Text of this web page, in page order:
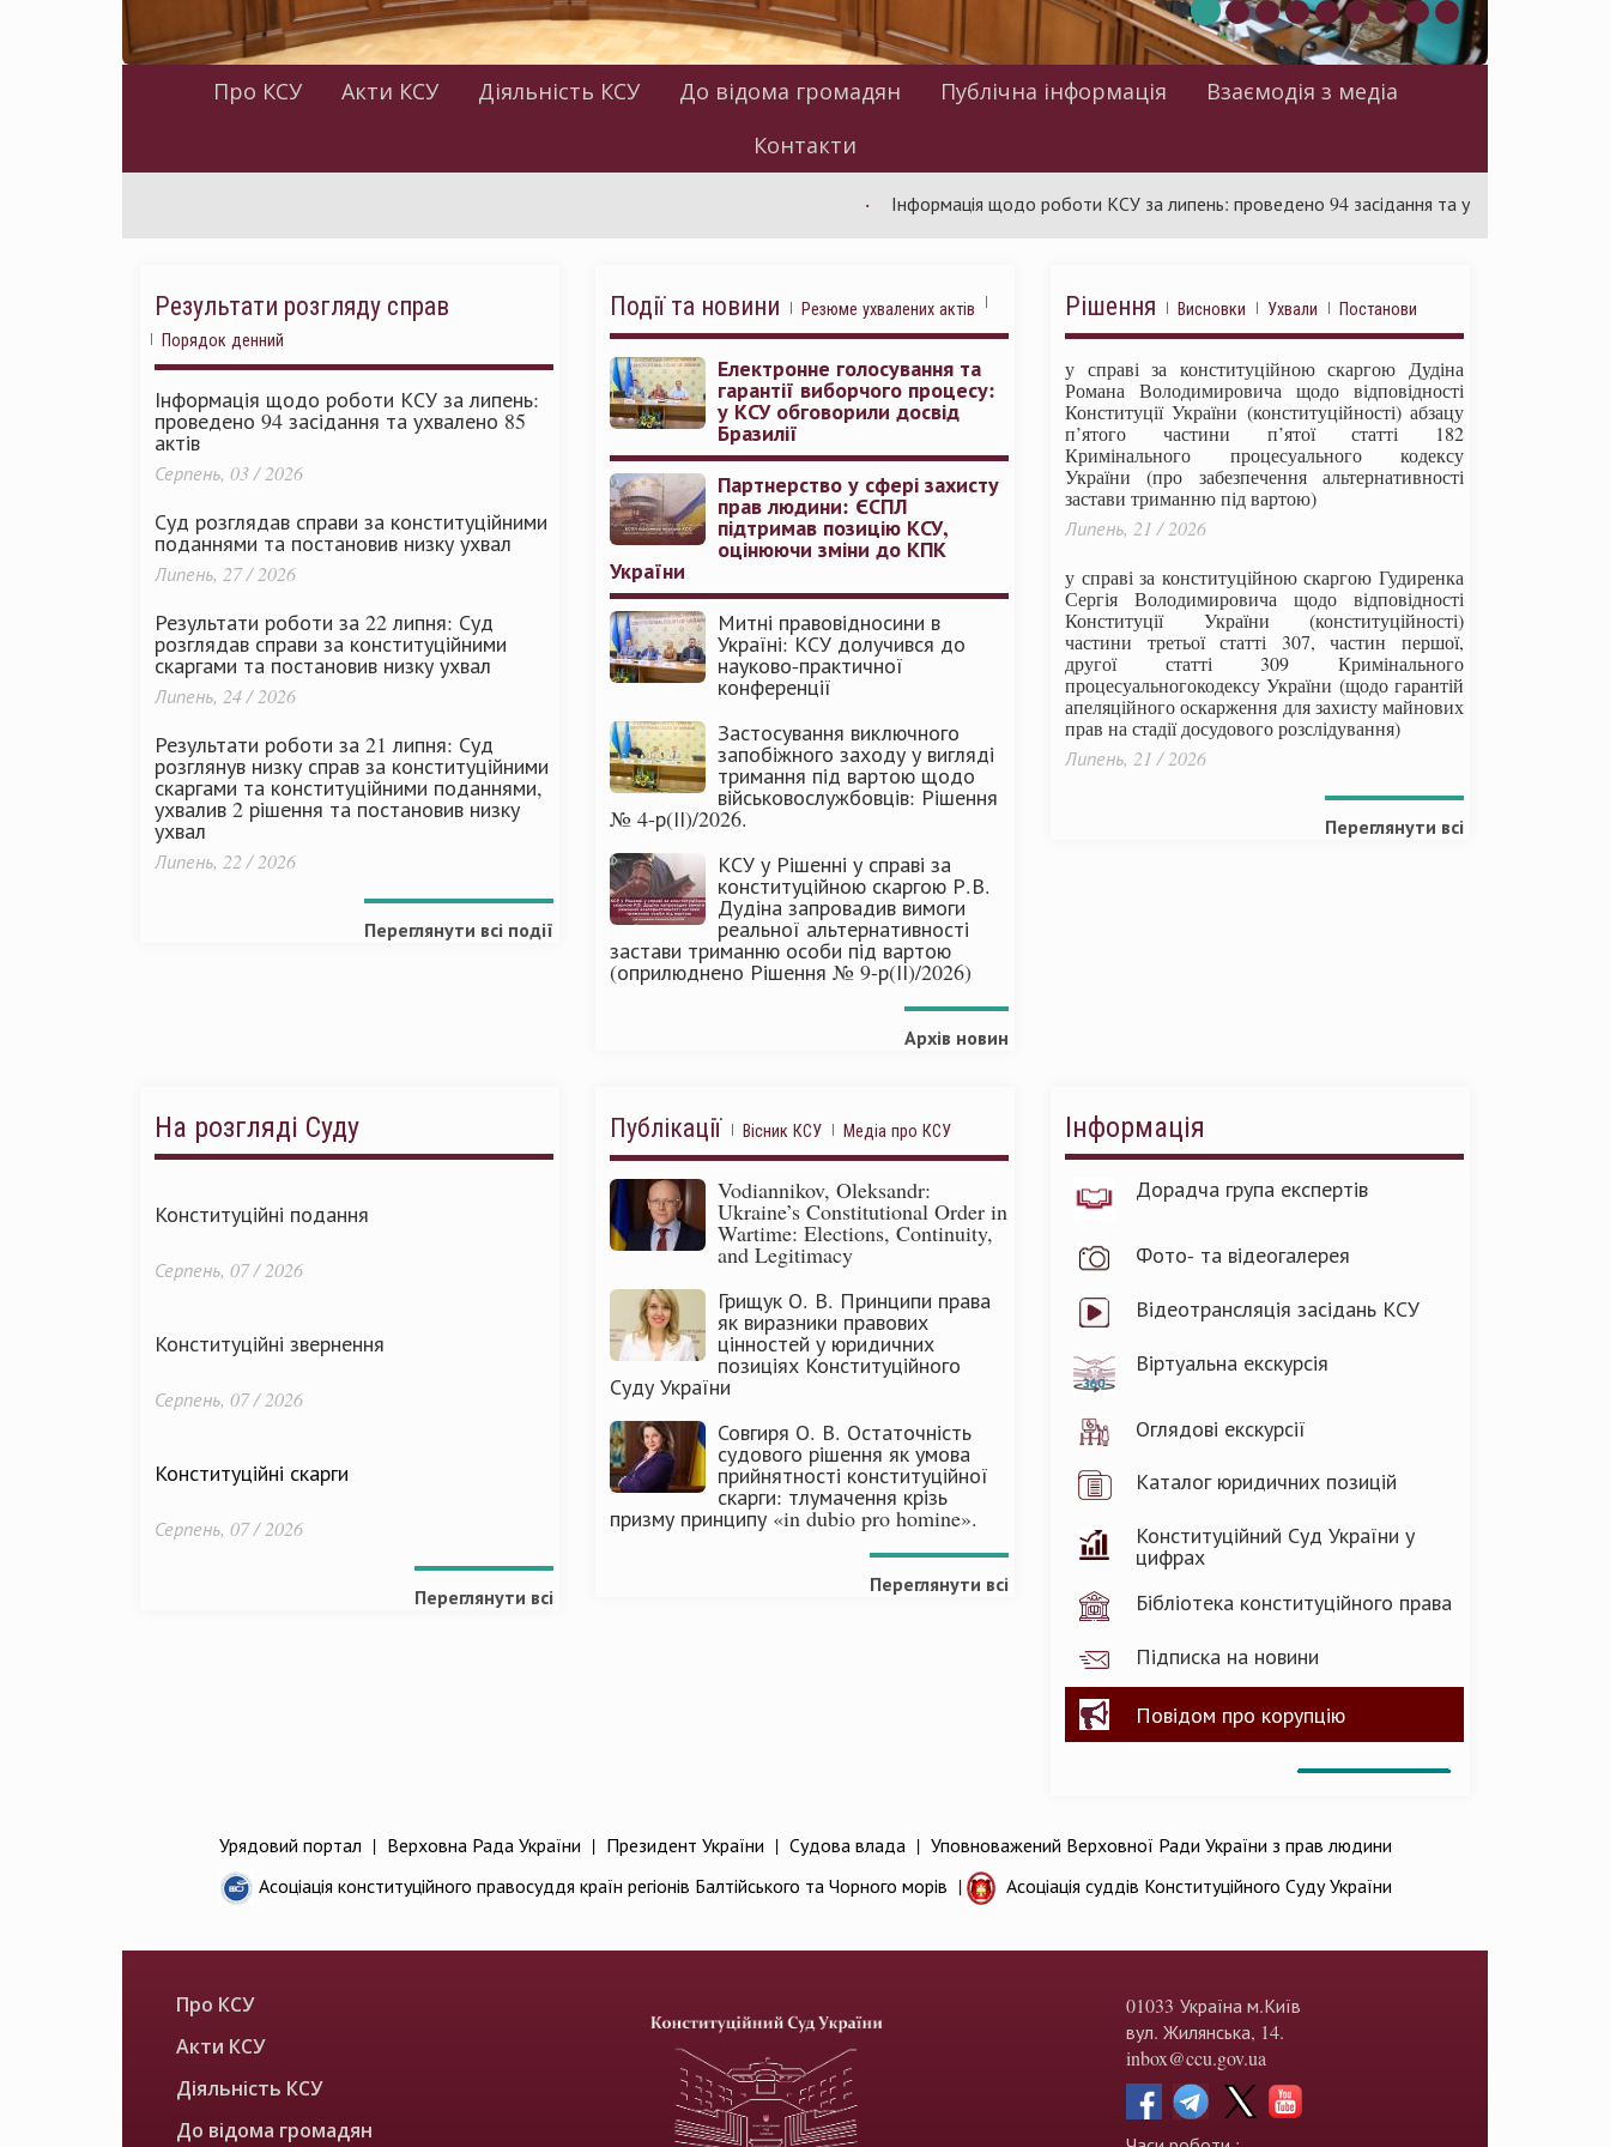
Про КСУ Акти КСУ Діяльність КСУ До відома громадян Публічна інформація
Взаємодія з медіа
Контакти
Інформація щодо роботи КСУ за липень: проведено 94 засідання та ухвалено 85 актів
Результати розгляду справ
Порядок денний
Інформація щодо роботи КСУ за липень:
проведено 94 засідання та ухвалено 85
актів
Серпень, 03 / 2026
Суд розглядав справи за конституційними
поданнями та постановив низку ухвал
Липень, 27 / 2026
Результати роботи за 22 липня: Суд
розглядав справи за конституційними
скаргами та постановив низку ухвал
Липень, 24 / 2026
Результати роботи за 21 липня: Суд
розглянув низку справ за конституційними
скаргами та конституційними поданнями,
ухвалив 2 рішення та постановив низку
ухвал
Липень, 22 / 2026
Переглянути всі події
Події та новини Резюме ухвалених актів
Електронне голосування та
гарантії виборчого процесу:
у КСУ обговорили досвід
Бразилії
Партнерство у сфері захисту
прав людини: ЄСПЛ
підтримав позицію КСУ,
оцінюючи зміни до КПК
України
Митні правовідносини в
Україні: КСУ долучився до
науково-практичної
конференції
Застосування виключного
запобіжного заходу у вигляді
тримання під вартою щодо
військовослужбовців: Рішення
№ 4-р(ІІ)/2026.
КСУ у Рішенні у справі за
конституційною скаргою Р.В.
Дудіна запровадив вимоги
реальної альтернативності
застави триманню особи під вартою
(оприлюднено Рішення № 9-р(ІІ)/2026)
Архів новин
Рішення Висновки Ухвали Постанови
у справі за конституційною скаргою Дудіна
Романа Володимировича щодо відповідності
Конституції України (конституційності) абзацу
п’ятого частини п’ятої статті 182
Кримінального процесуального кодексу
України (про забезпечення альтернативності
застави триманню під вартою)
Липень, 21 / 2026
у справі за конституційною скаргою Гудиренка
Сергія Володимировича щодо відповідності
Конституції України (конституційності)
частини третьої статті 307, частин першої,
другої статті 309 Кримінального
процесуальногокодексу України (щодо гарантій
апеляційного оскарження для захисту майнових
прав на стадії досудового розслідування)
Липень, 21 / 2026
Переглянути всі
На розгляді Суду
Конституційні подання
Серпень, 07 / 2026
Конституційні звернення
Серпень, 07 / 2026
Конституційні скарги
Серпень, 07 / 2026
Переглянути всі
Публікації Вісник КСУ Медіа про КСУ
Vodiannikov, Oleksandr:
Ukraine’s Constitutional Order in
Wartime: Elections, Continuity,
and Legitimacy
Грищук О. В. Принципи права
як виразники правових
цінностей у юридичних
позиціях Конституційного
Суду України
Совгиря О. В. Остаточність
судового рішення як умова
прийнятності конституційної
скарги: тлумачення крізь
призму принципу «in dubio pro homine».
Переглянути всі
Інформація
Дорадча група експертів
Фото- та відеогалерея
Відеотрансляція засідань КСУ
Віртуальна екскурсія
Оглядові екскурсії
Каталог юридичних позицій
Конституційний Суд України у
цифрах
Бібліотека конституційного права
Підписка на новини
Повідом про корупцію
Урядовий портал | Верховна Рада України | Президент України | Судова влада | Уповноважений Верховної Ради України з прав людини
Асоціація конституційного правосуддя країн регіонів Балтійського та Чорного морів | Асоціація суддів Конституційного Суду України
Про КСУ
Акти КСУ
Діяльність КСУ
До відома громадян
01033 Україна м.Київ
вул. Жилянська, 14.
inbox@ccu.gov.ua